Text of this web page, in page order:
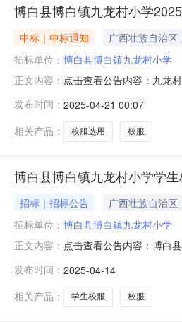
博白县博白镇九龙村小学
中标｜中标通知 广西壮族自治
招标单位： 博白县博白镇九龙村小学
正文内容： 点击查看公告内容：九龙
选用组织，并与2025年4
白县博白镇九龙村小学校服
发布时间： 2025-04-21 00:07
相关产品：
校服选用 校服
博白县博白镇九龙村小学学
招标｜招标公告 广西壮族自治
招标单位： 博白县博白镇九龙村小学
正文内容： 点击查看公告内容：博白
们营造一个既舒适又统一
美观与实用性同时遵循自愿
发布时间： 2025-04-14
相关产品：
学生校服 校服